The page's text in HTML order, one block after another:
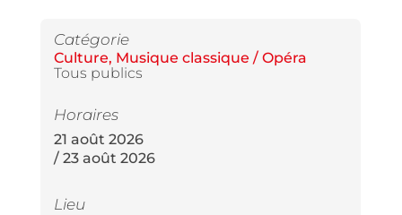
Catégorie
Culture, Musique classique / Opéra
Tous publics
Horaires
21 août 2026
/ 23 août 2026
Lieu